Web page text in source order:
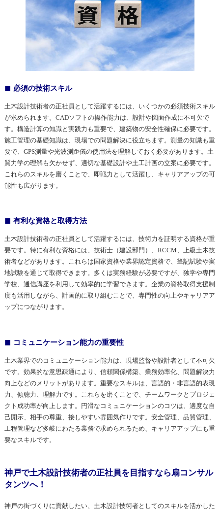
必須の技術スキル
土木設計技術者の正社員として活躍するには、いくつかの必須技術スキル
が求められます。CADソフトの操作能力は、設計や図面作成に不可欠で
す。構造計算の知識と実践力も重要で、建築物の安全性確保に必要です。
施工管理の基礎知識は、現場での問題解決に役立ちます。測量の知識も重
要で、GPS測量や光波測距儀の使用法を理解しておく必要があります。土
質力学の理解も欠かせず、適切な基礎設計や土工計画の立案に必要です。
これらのスキルを磨くことで、即戦力として活躍し、キャリアアップの可
能性も広がります。
有利な資格と取得方法
土木設計技術者の正社員として活躍するには、技術力を証明する資格が重
要です。特に有利な資格には、技術士（建設部門）、RCCM、上級土木技
術者などがあります。これらは国家資格や業界認定資格で、筆記試験や実
地試験を通じて取得できます。多くは実務経験が必要ですが、独学や専門
学校、通信講座を利用して効率的に学習できます。企業の資格取得支援制
度も活用しながら、計画的に取り組むことで、専門性の向上やキャリアア
ップにつながります。
コミュニケーション能力の重要性
土木業界でのコミュニケーション能力は、現場監督や設計者として不可欠
です。効果的な意思疎通により、信頼関係構築、業務効率化、問題解決力
向上などのメリットがあります。重要なスキルは、言語的・非言語的表現
力、傾聴力、理解力です。これらを磨くことで、チームワークとプロジェ
クト成功率が向上します。円滑なコミュニケーションのコツは、適度な自
己開示、相手の尊重、接しやすい雰囲気作りです。安全管理、品質管理、
工程管理など多岐にわたる業務で求められるため、キャリアアップにも重
要なスキルです。
神戸で土木設計技術者の正社員を目指すなら扇コンサル
タンツへ！
神戸の街づくりに貢献したい、土木設計技術者としてのスキルを活かした